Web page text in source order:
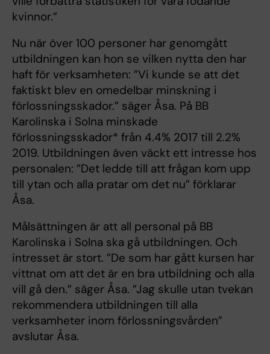
kvinnor.”
Nu när över 100 personer har genomgått
utbildningen kan hon se vilken nytta den har
haft för verksamheten: ”Vi kunde se att det
faktiskt blev en omedelbar minskning i
förlossningsskador.” säger Åsa. På BB
Karolinska i Solna minskade
förlossningsskador* från 4.4% 2017 till 2.2%
2019. Utbildningen även väckt ett intresse hos
personalen: ”Det ledde till att frågan kom upp
till ytan och alla pratar om det nu” förklarar
Åsa.
Målsättningen är att all personal på BB
Karolinska i Solna ska gå utbildningen. Och
intresset är stort. ”De som har gått kursen har
vittnat om att det är en bra utbildning och alla
vill gå den.” säger Åsa. ”Jag skulle utan tvekan
rekommendera utbildningen till alla
verksamheter inom förlossningsvården”
avslutar Åsa.